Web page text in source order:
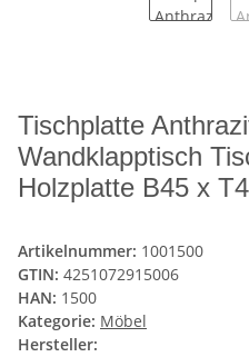
Tischplatte
Wandklapptisch
Holzplatte B45 x
Artikelnummer: 1001500
GTIN: 4251072915006
HAN: 1500
Kategorie: Möbel
Hersteller: